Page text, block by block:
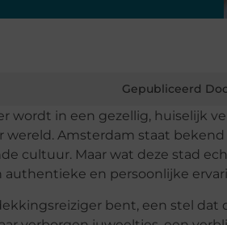
Gepubliceerd
wordt in een gezellig, huiselijk
wereld. Amsterdam staat
cultuur. Maar wat deze stad
authentieke en persoonlijke
bent, een stel dat